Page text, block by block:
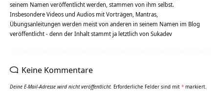
seinem Namen veröffentlicht werden, stammen von ihm selbst.
Insbesondere Videos und Audios mit Vorträgen, Mantras,
Übungsanleitungen werden meist von anderen in seinem Namen im Blog
veröffentlicht - denn der Inhalt stammt ja letztlich von Sukadev
Keine Kommentare
Deine E-Mail-Adresse wird nicht veröffentlicht. Erforderliche Felder sind mit * markiert.